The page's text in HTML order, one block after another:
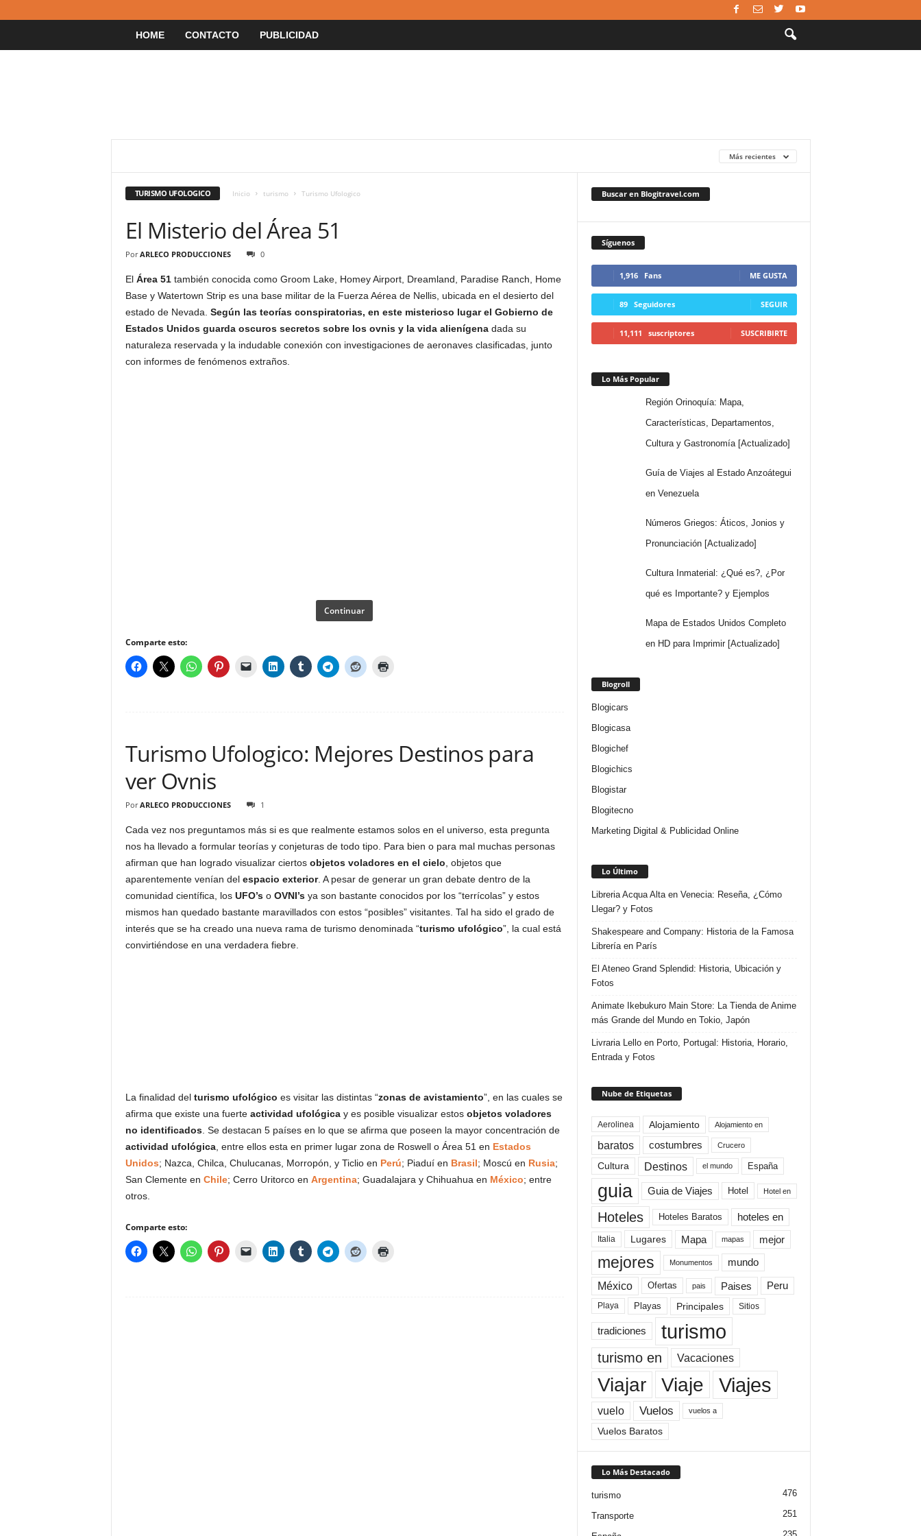
HOME CONTACTO PUBLICIDAD
TURISMO ESPACIAL
TURISMO FLUVIAL TURISMO MILITAR
TURISMO URBANO
TURISMO VIVENCIAL TURISMO VOLCANICO
Más recientes
TURISMO UFOLOGICO Inicio turismo Turismo Ufologico
El Misterio del Área 51
Por ARLECO PRODUCCIONES 0
El Área 51también conocida como Groom Lake, Homey Airport, Dreamland, Paradise Ranch, Home
Base y Watertown Strip es una base militar de la Fuerza Aérea de Nellis, ubicada en el desierto del
estado de Nevada. Según las teorías conspiratorias, en este misterioso lugar el Gobierno de
Estados Unidos guarda oscuros secretos sobre los ovnis y la vida alienígenadada su
naturaleza reservada y la indudable conexión con investigaciones de aeronaves clasificadas, junto
con informes de fenómenos extraños.
Continuar
Comparte esto:
Turismo Ufologico: Mejores Destinos para
ver Ovnis
Por ARLECO PRODUCCIONES 1
Cada vez nos preguntamos más si es que realmente estamos solos en el universo, esta pregunta
nos ha llevado a formular teorías y conjeturas de todo tipo. Para bien o para mal muchas personas
afirman que han logrado visualizar ciertos objetos voladores en el cielo , objetos que
aparentemente venían del espacio exterior. A pesar de generar un gran debate dentro de la
comunidad científica, los UFO’so OVNI’sya son bastante conocidos por los “terrícolas” y estos
mismos han quedado bastante maravillados con estos “posibles” visitantes. Tal ha sido el grado de
interés que se ha creado una nueva rama de turismo denominada “turismo ufológico”, la cual está
convirtiéndose en una verdadera fiebre.
La finalidad del turismo ufológico es visitar las distintas “zonas de avistamiento”, en las cuales se
afirma que existe una fuerte actividad ufológicay es posible visualizar estos objetos voladores
no identificados. Se destacan 5 países en lo que se afirma que poseen la mayor concentración de
actividad ufológica, entre ellos esta en primer lugar zona de Roswell o Área 51 en Estados
Unidos; Nazca, Chilca, Chulucanas, Morropón, y Ticlio en Perú; Piaduí en Brasil; Moscú en Rusia;
San Clemente en Chile; Cerro Uritorco en Argentina; Guadalajara y Chihuahua en México; entre
otros.
Comparte esto:
Buscar en Blogitravel.com
Síguenos
1,916 Fans ME GUSTA
89 Seguidores SEGUIR
11,111 suscriptores SUSCRIBIRTE
Lo Más Popular
Región Orinoquía: Mapa,
Características, Departamentos,
Cultura y Gastronomía [Actualizado]
Guía de Viajes al Estado Anzoátegui
en Venezuela
Números Griegos: Áticos, Jonios y
Pronunciación [Actualizado]
Cultura Inmaterial: ¿Qué es?, ¿Por
qué es Importante? y Ejemplos
Mapa de Estados Unidos Completo
en HD para Imprimir [Actualizado]
Blogroll
Blogicars
Blogicasa
Blogichef
Blogichics
Blogistar
Blogitecno
Marketing Digital & Publicidad Online
Lo Último
Libreria Acqua Alta en Venecia: Reseña, ¿Cómo
Llegar? y Fotos
Shakespeare and Company: Historia de la Famosa
Librería en París
El Ateneo Grand Splendid: Historia, Ubicación y
Fotos
Animate Ikebukuro Main Store: La Tienda de Anime
más Grande del Mundo en Tokio, Japón
Livraria Lello en Porto, Portugal: Historia, Horario,
Entrada y Fotos
Nube de Etiquetas
Aerolinea Alojamiento Alojamiento en
baratos costumbres Crucero
Cultura Destinos el mundo España
guia Guia de Viajes Hotel Hotel en
Hoteles Hoteles Baratos hoteles en
Italia Lugares Mapa mapas mejor
mejores Monumentos mundo
México Ofertas pais Paises Peru
Playa Playas Principales Sitios
tradiciones turismo
turismo en Vacaciones
Viajar Viaje Viajes
vuelo Vuelos vuelos a
Vuelos Baratos
Lo Más Destacado
turismo 476
Transporte 251